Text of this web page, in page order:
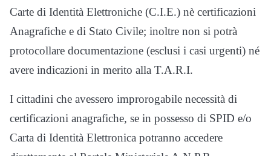
Carte di Identità Elettroniche (C.I.E.) nè certificazioni
Anagrafiche e di Stato Civile; inoltre non si potrà
protocollare documentazione (esclusi i casi urgenti) né
avere indicazioni in merito alla T.A.R.I.
I cittadini che avessero improrogabile necessità di
certificazioni anagrafiche, se in possesso di SPID e/o
Carta di Identità Elettronica potranno accedere